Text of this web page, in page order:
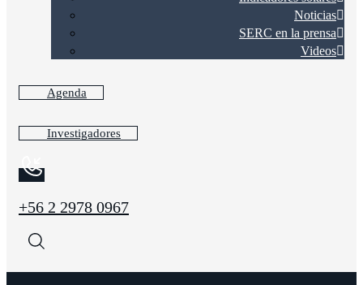
Noticias
SERC en la prensa
Videos
Agenda
Investigadores
+56 2 2978 0967